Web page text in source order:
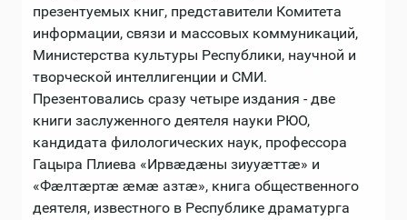
презентуемых книг, представители Комитета
информации, связи и массовых коммуникаций,
Министерства культуры Республики, научной и
творческой интеллигенции и СМИ.
Презентовались сразу четыре издания - две
книги заслуженного деятеля науки РЮО,
кандидата филологических наук, профессора
Гацыра Плиева «Ирвæдæны зиууæттæ» и
«Фæлтæртæ æмæ азтæ», книга общественного
деятеля, известного в Республике драматурга